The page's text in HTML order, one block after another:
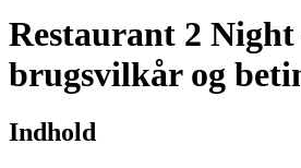
Restaurant 2 Night
brugsvilkår og
Indhold